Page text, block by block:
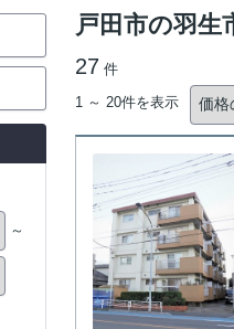
戸田市の羽生
27 件
1 ～ 20件を表示